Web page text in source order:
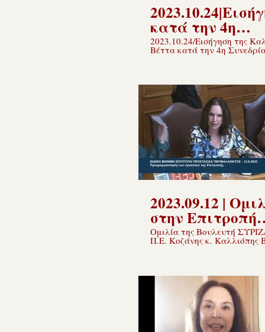
κατά την 4η
Συνεδρίαση της
Επιτροπής
Εμπορίου.
2023.10.24/Εισήγηση της
Βέττα κατά την 4η
Επιτροπής Παραγωγής και
2023.09.12 |
στην Επιτροπή
Προστασίας
Περιβάλλοντος.
Ομιλία της Βουλευτή
Π.Ε. Κοζάνης κ. Καλλιόπης
στην Ειδική Μόνιμη Επιτροπή
εργασιών της Επιτροπής,